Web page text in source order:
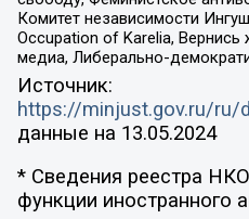
Комитет независимости
Occupation of Karelia,
медиа, Либерально-
Источник:
https://minjust.gov.ru/ru/
данные на 13.05.2024
* Сведения реестра
функции иностранного